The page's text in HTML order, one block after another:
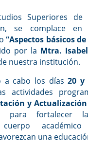
Superiores de
se complace
“Aspectos básicos
por la Mtra.
nuestra institución.
a cabo los días20 y
actividades
y
para fortalecer
una